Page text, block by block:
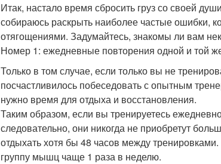
Итак, настало время сбросить груз со своей
собираюсь раскрыть наиболее частые ошибки,
отягощениями. Задумайтесь, знакомы ли вам
Номер 1: ежедневные повторения одной и той
Только в том случае, если только вы не
посчастливилось побеседовать с опытным
нужно время для отдыха и восстановления.
Таким образом, если вы тренируетесь
следовательно, они никогда не приобретут
отдыхать хотя бы 48 часов между
группу мышц чаще 1 раза в неделю.